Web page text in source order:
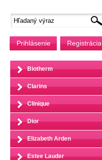
Prihlásenie Registrácia
Biotherm
Clarins
Clinique
Dior
Elizabeth Arden
Estee Lauder